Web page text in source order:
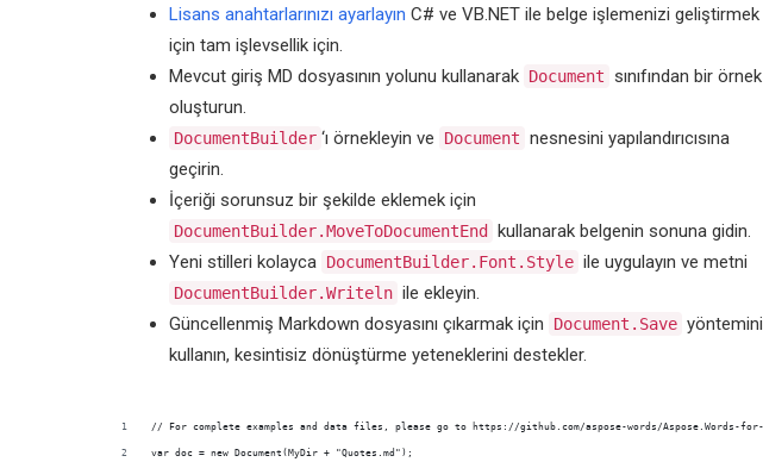
Lisans anahtarlarınızı ayarlayın C# ve VB.NET ile belge işlemenizi geliştirmek
için tam işlevsellik için.
Mevcut giriş MD dosyasının yolunu kullanarak Document sınıfından bir örnek
oluşturun.
DocumentBuilder ‘ı örnekleyin ve Document nesnesini yapılandırıcısına
geçirin.
İçeriği sorunsuz bir şekilde eklemek için
DocumentBuilder.MoveToDocumentEnd
kullanarak belgenin sonuna gidin.
Yeni stilleri kolayca DocumentBuilder.Font.Style ile uygulayın ve metni
DocumentBuilder.Writeln ile ekleyin.
Güncellenmiş Markdown dosyasını çıkarmak için
Document.Save yöntemini
kullanın, kesintisiz dönüştürme yeteneklerini destekler.